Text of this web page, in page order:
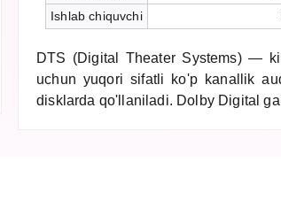
Ishlab chiquvchi
DTS (Digital Theater Systems) —
uchun yuqori sifatli ko'p kanallik
disklarda qo'llaniladi. Dolby Digital